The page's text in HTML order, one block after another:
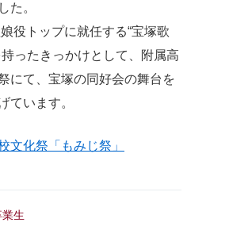
た。
役トップに就任する“宝塚歌
持ったきっかけとして、附属高
にて、宝塚の同好会の舞台を
ています。
文化祭「もみじ祭」
業生